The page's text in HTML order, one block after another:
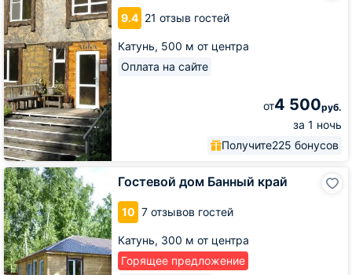
9.4 21 отзыв гостей
Катунь, 500 м от центра
Оплата на сайте
от4 500руб.
за 1 ночь
Получите225 бонусов
Аббаhouse
Гостевой дом Банный край
10 7 отзывов гостей
Катунь, 300 м от центра
Горящее предложение
Гостевой
дом
Банный
край